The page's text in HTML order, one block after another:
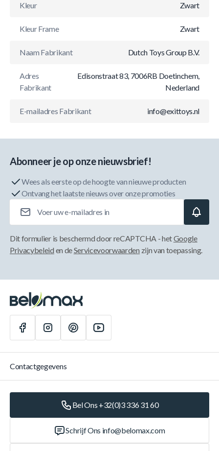
Kleur Zwart
Kleur Frame Zwart
Naam Fabrikant Dutch Toys Group B.V.
Adres
Fabrikant
Edisonstraat 83, 7006RB Doetinchem,
Nederland
E-mailadres Fabrikant info@exittoys.nl
Abonneer je op onze nieuwsbrief!
Wees als eerste op de hoogte van nieuwe producten
Ontvang het laatste nieuws over onze promoties
Dit formulier is beschermd door reCAPTCHA - hetGoogle
Privacybeleid en deServicevoorwaarden zijn van toepassing.
Contactgegevens
Bel Ons +32(0)3 336 31 60
Schrijf Ons info@belomax.com